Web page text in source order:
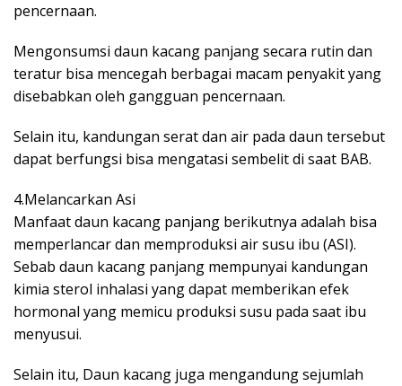
pencernaan.
Mengonsumsi daun kacang panjang secara rutin dan
teratur bisa mencegah berbagai macam penyakit yang
disebabkan oleh gangguan pencernaan.
Selain itu, kandungan serat dan air pada daun tersebut
dapat berfungsi bisa mengatasi sembelit di saat BAB.
4.Melancarkan Asi
Manfaat daun kacang panjang berikutnya adalah bisa
memperlancar dan memproduksi air susu ibu (ASI).
Sebab daun kacang panjang mempunyai kandungan
kimia sterol inhalasi yang dapat memberikan efek
hormonal yang memicu produksi susu pada saat ibu
menyusui.
Selain itu, Daun kacang juga mengandung sejumlah